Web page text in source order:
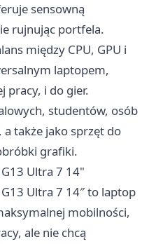
sensowną
rujnując portfela.
między CPU, GPU i
laptopem,
pracy, i do gier.
studentów, osób
także jako sprzęt do
grafiki.
Ultra 7 14"
Ultra 7 14″ to laptop
mobilności,
ale nie chcą